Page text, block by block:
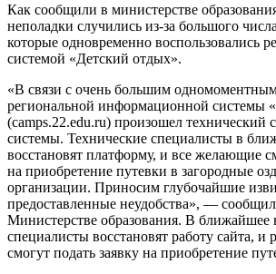
Как сообщили в министерстве
неполадки случились из-за большого
которые одновременно воспользовались
системой «Детский отдых».
«В связи с очень большим
региональной информационной системы
(camps.22.edu.ru) произошел технический
системы. Технические специалисты в
восстановят платформу, и все желающие
на приобретение путевки в загородные
организации. Приносим глубочайшие
предоставленные неудобства», —
Министерстве образования. В ближайшее
специалисты восстановят работу сайта, и
смогут подать заявку на приобретение